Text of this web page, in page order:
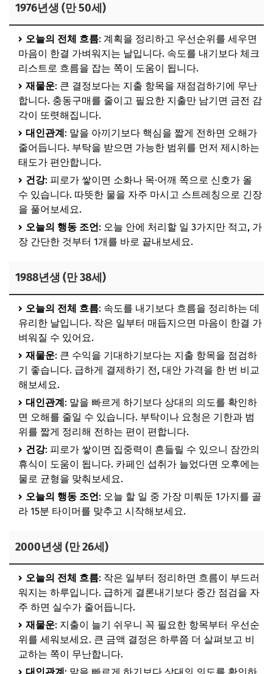
1976년생 (만 50세)
오늘의 전체 흐름: 계획을 정리하고 우선순위를 세우면
마음이 한결 가벼워지는 날입니다. 속도를 내기보다 체크
리스트로 흐름을 잡는 쪽이 도움이 됩니다.
재물운: 큰 결정보다는 지출 항목을 재점검하기에 무난
합니다. 충동구매를 줄이고 필요한 지출만 남기면 금전 감
각이 또렷해집니다.
대인관계: 말을 아끼기보다 핵심을 짧게 전하면 오해가
줄어듭니다. 부탁을 받으면 가능한 범위를 먼저 제시하는
태도가 편안합니다.
건강: 피로가 쌓이면 소화나 목·어깨 쪽으로 신호가 올
수 있습니다. 따뜻한 물을 자주 마시고 스트레칭으로 긴장
을 풀어보세요.
오늘의 행동 조언: 오늘 안에 처리할 일 3가지만 적고, 가
장 간단한 것부터 1개를 바로 끝내보세요.
1988년생 (만 38세)
오늘의 전체 흐름: 속도를 내기보다 흐름을 정리하는 데
유리한 날입니다. 작은 일부터 매듭지으면 마음이 한결 가
벼워질 수 있어요.
재물운: 큰 수익을 기대하기보다는 지출 항목을 점검하
기 좋습니다. 급하게 결제하기 전, 대안 가격을 한 번 비교
해보세요.
대인관계: 말을 빠르게 하기보다 상대의 의도를 확인하
면 오해를 줄일 수 있습니다. 부탁이나 요청은 기한과 범
위를 짧게 정리해 전하는 편이 편합니다.
건강: 피로가 쌓이면 집중력이 흔들릴 수 있으니 잠깐의
휴식이 도움이 됩니다. 카페인 섭취가 늘었다면 오후에는
물로 균형을 맞춰보세요.
오늘의 행동 조언: 오늘 할 일 중 가장 미뤄둔 1가지를 골
라 15분 타이머를 맞추고 시작해보세요.
2000년생 (만 26세)
오늘의 전체 흐름: 작은 일부터 정리하면 흐름이 부드러
워지는 하루입니다. 급하게 결론내기보다 중간 점검을 자
주 하면 실수가 줄어듭니다.
재물운: 지출이 늘기 쉬우니 꼭 필요한 항목부터 우선순
위를 세워보세요. 큰 금액 결정은 하루쯤 더 살펴보고 비
교하는 쪽이 무난합니다.